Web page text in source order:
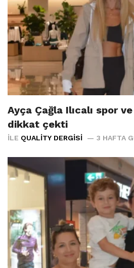
Ayça Çağla Ilıcalı spor
dikkat çekti
İLE QUALITY DERGISI 3 HAFTA